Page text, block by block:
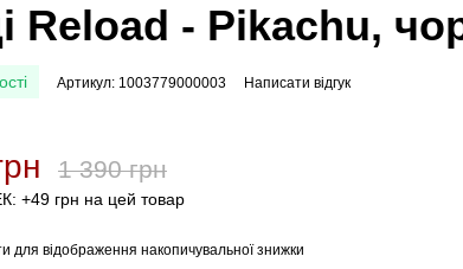
Reload - Pikachu,
Артикул: 1003779000003 Написати відгук
1 390 грн
+49 грн на цей товар
для відображення накопичувальної знижки